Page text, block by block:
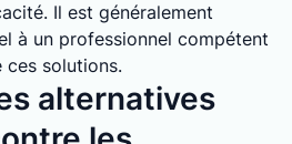
Il est généralement
à un professionnel compétent
solutions.
alternatives